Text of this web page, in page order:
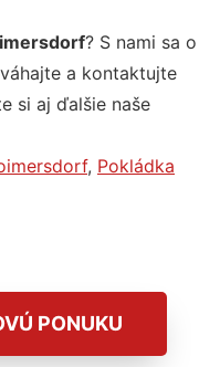
? S nami sa o
a kontaktujte
si aj ďalšie naše
, Pokládka
PONUKU